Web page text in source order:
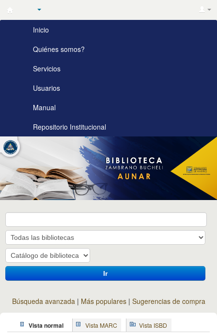
Biblioteca
Zambrano
Bucheli
AUNAR
Inicio
Quiénes somos?
Servicios
Usuarios
Manual
Repositorio Institucional
Ir
Búsqueda avanzada Más populares Sugerencias de compra
Vista normal Vista MARC Vista ISBD